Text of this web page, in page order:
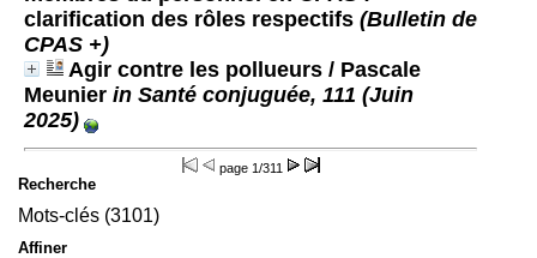
clarification des rôles respectifs (Bulletin de
CPAS +)
Agir contre les pollueurs / Pascale
Meunier in Santé conjuguée, 111 (Juin
2025)
page 1/311
Recherche
Mots-clés (3101)
Affiner